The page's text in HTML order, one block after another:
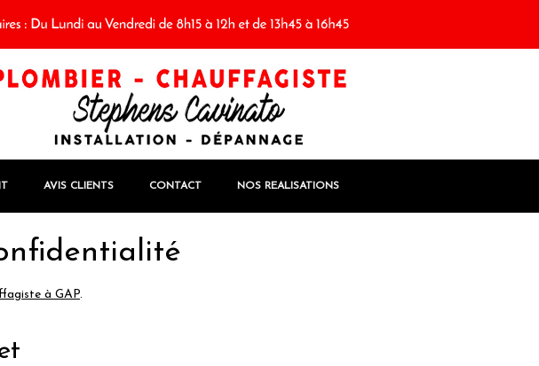
AVIS CLIENTS CONTACT NOS REALISATIONS
à GAP.